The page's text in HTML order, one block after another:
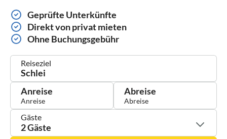
Geprüfte Unterkünfte
Direkt von privat mieten
Ohne Buchungsgebühr
Reiseziel
Anreise Abreise
Gäste
2 Gäste